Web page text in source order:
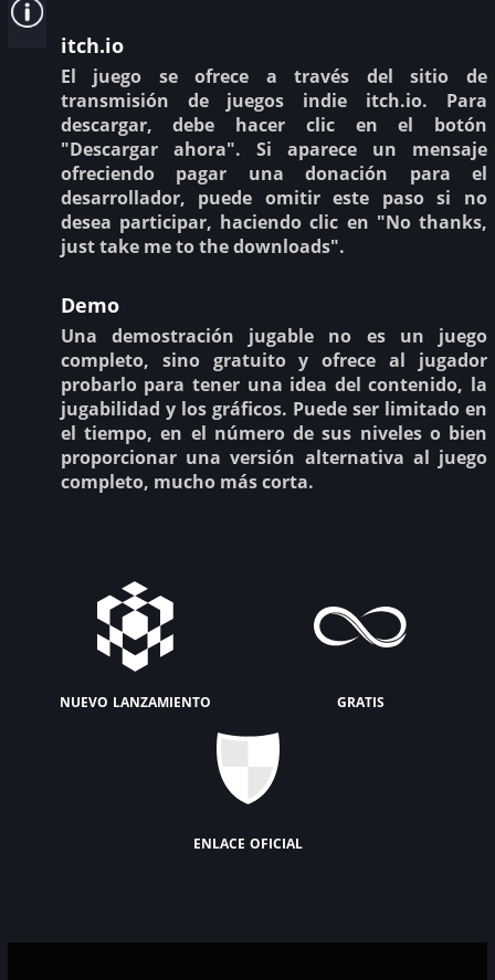
itch.io
El juego se ofrece a través del sitio de
transmisión de juegos indie itch.io. Para
descargar, debe hacer clic en el botón
"Descargar ahora". Si aparece un mensaje
ofreciendo pagar una donación para el
desarrollador, puede omitir este paso si no
desea participar, haciendo clic en "No thanks,
just take me to the downloads".
Demo
Una demostración jugable no es un juego
completo, sino gratuito y ofrece al jugador
probarlo para tener una idea del contenido, la
jugabilidad y los gráficos. Puede ser limitado en
el tiempo, en el número de sus niveles o bien
proporcionar una versión alternativa al juego
completo, mucho más corta.
nuevo lanzamiento gratis
enlace oficial